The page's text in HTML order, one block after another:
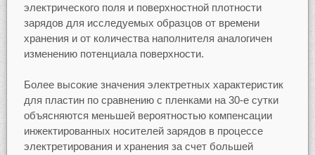
электрического поля и поверхностной плотности
зарядов для исследуемых образцов от времени
хранения и от количества наполнителя аналогичен
изменению потенциала поверхности.
Более высокие значения электретных характеристик
для пластин по сравнению с пленками на 30-е сутки
объясняются меньшей вероятностью компенсации
инжектированных носителей зарядов в процессе
электретирования и хранения за счет большей